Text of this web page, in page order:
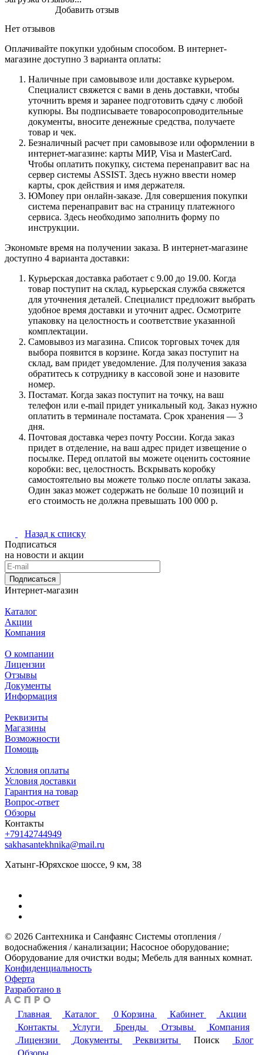
Нет отзывов
Добавить отзыв
Оплачивайте покупки удобным способом. В интернет-
магазине доступно 3 варианта оплаты:
Наличные при самовывозе или доставке курьером.
Специалист свяжется с вами в день доставки, чтобы
уточнить время и заранее подготовить сдачу с любой
купюры. Вы подписываете товаросопроводительные
документы, вносите денежные средства, получаете
товар и чек.
Безналичный расчет при самовывозе или оформлении в
интернет-магазине: карты МИР, Visa и MasterCard.
Чтобы оплатить покупку, система перенаправит вас на
сервер системы ASSIST. Здесь нужно ввести номер
карты, срок действия и имя держателя.
ЮMoney при онлайн-заказе. Для совершения покупки
система перенаправит вас на страницу платежного
сервиса. Здесь необходимо заполнить форму по
инструкции.
Экономьте время на получении заказа. В интернет-магазине
доступно 4 варианта доставки:
Курьерская доставка работает с 9.00 до 19.00. Когда
товар поступит на склад, курьерская служба свяжется
для уточнения деталей. Специалист предложит выбрать
удобное время доставки и уточнит адрес. Осмотрите
упаковку на целостность и соответствие указанной
комплектации.
Самовывоз из магазина. Список торговых точек для
выбора появится в корзине. Когда заказ поступит на
склад, вам придет уведомление. Для получения заказа
обратитесь к сотруднику в кассовой зоне и назовите
номер.
Постамат. Когда заказ поступит на точку, на ваш
телефон или e-mail придет уникальный код. Заказ нужно
оплатить в терминале постамата. Срок хранения — 3
дня.
Почтовая доставка через почту России. Когда заказ
придет в отделение, на ваш адрес придет извещение о
посылке. Перед оплатой вы можете оценить состояние
коробки: вес, целостность. Вскрывать коробку
самостоятельно вы можете только после оплаты заказа.
Один заказ может содержать не больше 10 позиций и
его стоимость не должна превышать 100 000 р.
Назад к списку
Подписаться
на новости и акции
Подписаться
Интернет-магазин
Каталог
Акции
Компания
О компании
Лицензии
Отзывы
Документы
Информация
Реквизиты
Магазины
Возможности
Помощь
Условия оплаты
Условия доставки
Гарантия на товар
Вопрос-ответ
Обзоры
Контакты
+79142744949
sakhasantekhnika@mail.ru
Хатынг-Юряхское шоссе, 9 км, 38
© 2026 Сантехника и Санфаянс ​Системы отопления /
водоснабжения / канализации; ​Насосное оборудование; ​
Оборудование для очистки воды; ​Мебель для ванных комнат.
Конфиденциальность
Оферта
Разработано в
Главная Каталог 0 Корзина Кабинет
Акции
Контакты
Услуги Бренды Отзывы
Компания
Лицензии
Документы Реквизиты Поиск
Блог
Обзоры